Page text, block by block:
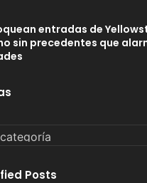
entradas de
sin precedentes que
Posts